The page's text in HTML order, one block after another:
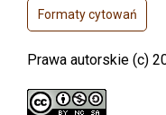
Formaty cytowań
Prawa autorskie (c)